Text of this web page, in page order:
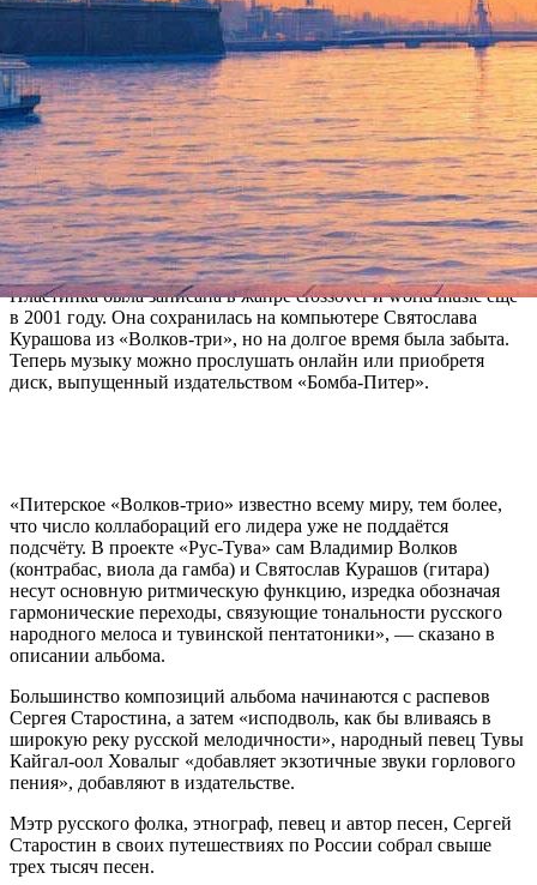
Глава музыкального издательства «Бомба-Питер» Олег Грабко
рассказал об уникальной находке, сделанной в недрах
компьютера одним из музыкантов. Речь об альбоме «Рус-
Тува»: его записали участники виртуозного петербургского
коллектива «Волков-трио», собиратель русского фольклора
Сергей Старостин и участник ансамбля «Хуун-Хуур-Ту»
Кайгал-оол Ховалыг.
Пластинка была записана в жанре crossover и world music ещё
в 2001 году. Она сохранилась на компьютере Святослава
Курашова из «Волков-три», но на долгое время была забыта.
Теперь музыку можно прослушать онлайн или приобретя
диск, выпущенный издательством «Бомба-Питер».
«Питерское «Волков-трио» известно всему миру, тем более,
что число коллабораций его лидера уже не поддаётся
подсчёту. В проекте «Рус-Тува» сам Владимир Волков
(контрабас, виола да гамба) и Святослав Курашов (гитара)
несут основную ритмическую функцию, изредка обозначая
гармонические переходы, связующие тональности русского
народного мелоса и тувинской пентатоники», — сказано в
описании альбома.
Большинство композиций альбома начинаются с распевов
Сергея Старостина, а затем «исподволь, как бы вливаясь в
широкую реку русской мелодичности», народный певец Тувы
Кайгал-оол Ховалыг «добавляет экзотичные звуки горлового
пения», добавляют в издательстве.
Мэтр русского фолка, этнограф, певец и автор песен, Сергей
Старостин в своих путешествиях по России собрал свыше
трех тысяч песен.